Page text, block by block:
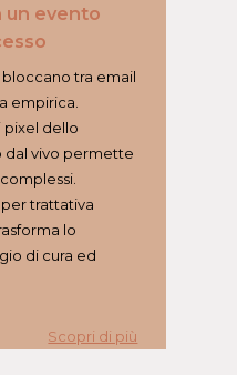
un evento
tra email
empirica.
pixel dello
dal vivo permette
trattativa
lo
di cura ed
Scopri di più